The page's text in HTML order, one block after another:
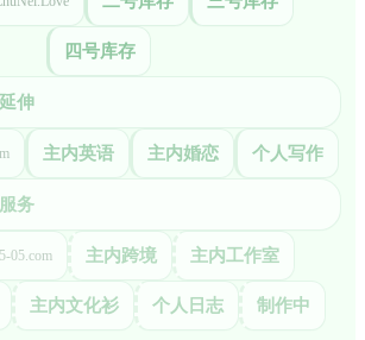
四号库存
伸
主内英语 主内婚恋 个人写作
务
05.com 主内跨境 主内工作室
主内文化衫 个人日志 制作中